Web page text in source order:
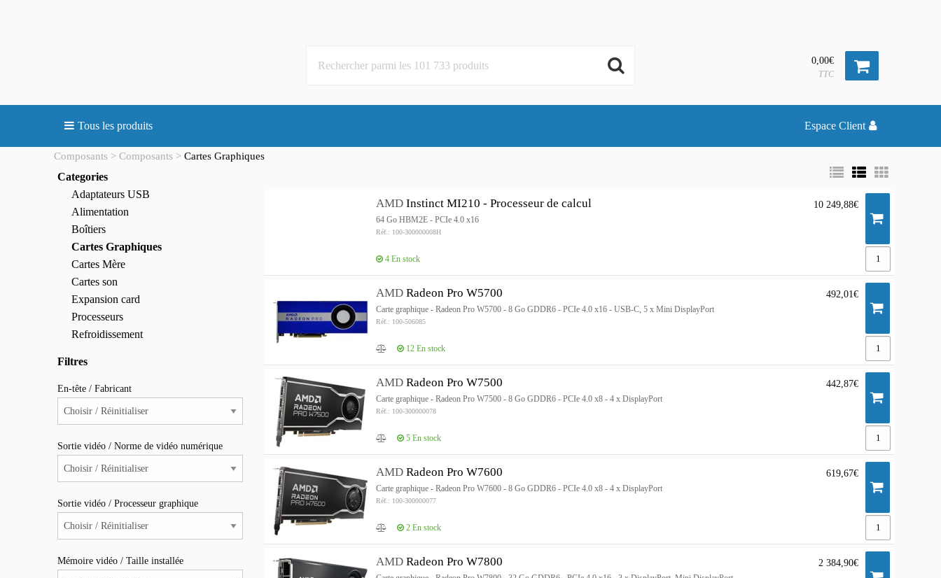
0,00€
TTC
Tous les produits Espace Client
Composants Composants Cartes Graphiques
Categories
Adaptateurs USB
Alimentation
Boîtiers
Cartes Graphiques
Cartes Mère
Cartes son
Expansion card
Processeurs
Refroidissement
Filtres
En-tête / Fabricant
Sortie vidéo / Norme de vidéo numérique
Sortie vidéo / Processeur graphique
Mémoire vidéo / Taille installée
AMD Instinct MI210 - Processeur de calcul
64 Go HBM2E - PCIe 4.0 x16
Réf.: 100-300000008H
10 249,88€
4 En stock
AMD Radeon Pro W5700
Carte graphique - Radeon Pro W5700 - 8 Go GDDR6 - PCIe 4.0 x16 - USB-C, 5 x Mini DisplayPort
Réf.: 100-506085
492,01€
12 En stock
AMD Radeon Pro W7500
Carte graphique - Radeon Pro W7500 - 8 Go GDDR6 - PCIe 4.0 x8 - 4 x DisplayPort
Réf.: 100-300000078
442,87€
5 En stock
AMD Radeon Pro W7600
Carte graphique - Radeon Pro W7600 - 8 Go GDDR6 - PCIe 4.0 x8 - 4 x DisplayPort
Réf.: 100-300000077
619,67€
2 En stock
AMD Radeon Pro W7800 2 384,90€